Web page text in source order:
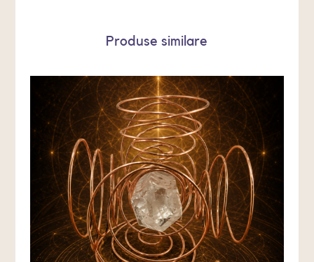
Produse similare